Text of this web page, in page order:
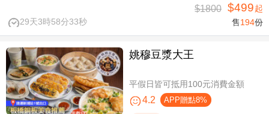
29天3時58分32秒
$1800 $499起
售194份
姚穆豆漿大王
平假日皆可抵用100元消費金額
4.2 APP贈點8%